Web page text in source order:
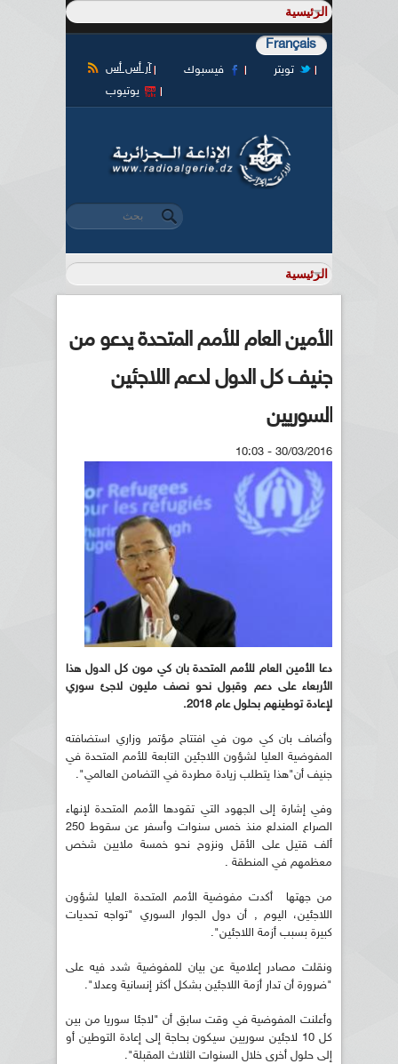
Français
آر أس أس فيسبوك
تويتر
يوتيوب
استمارة البحث
‏بحث ‏
الأمين العام للأمم المتحدة يدعو من
جنيف كل الدول لدعم اللاجئين
السوريين
30/03/2016 - 10:03
دعا الأمين العام للأمم المتحدة بان كي مون كل الدول هذا
الأربعاء على دعم وقبول نحو نصف مليون لاجئ سوري
لإعادة توطينهم بحلول عام 2018
.
وأضاف بان كي مون في افتتاح مؤتمر وزاري استضافته
المفوضية العليا لشؤون اللاجئين التابعة للأمم المتحدة في
جنيف أن"هذا يتطلب زيادة مطردة في التضامن العالمي".
وفي إشارة إلى الجهود التي تقودها الأمم المتحدة لإنهاء
الصراع المندلع منذ خمس سنوات وأسفر عن سقوط 250
ألف قتيل على الأقل ونزوح نحو خمسة ملايين شخص
معظمهم في المنطقة .
من جهتها أكدت مفوضية الأمم المتحدة العليا لشؤون
اللاجئين، اليوم , أن دول الجوار السوري "تواجه تحديات
كبيرة بسبب أزمة اللاجئين".
ونقلت مصادر إعلامية عن بيان للمفوضية شدد فيه على
"ضرورة أن تدار أزمة اللاجئين بشكل أكثر إنسانية وعدلا".
وأعلنت المفوضية في وقت سابق أن "لاجئا سوريا من بين
كل 10 لاجئين سوريين سيكون بحاجة إلى إعادة التوطين أو
إلى حلول أخرى خلال السنوات الثلاث المقبلة".